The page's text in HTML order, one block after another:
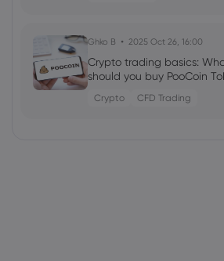
Ghko B 2025 Oct 26, 16:00
Crypto trading basics:
should you buy PooCoin
Crypto CFD Trading